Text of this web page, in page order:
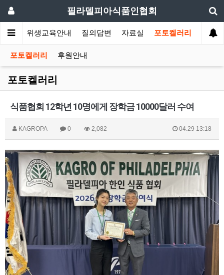
필라델피아식품인협회
식 위생교육안내 질의답변 자료실 포토켈러리
포토켈러리 후원안내
포토켈러리
식품협회 12학년 10명에게 장학금 10000달러 수여
KAGROPA 0 2,082 04.29 13:18